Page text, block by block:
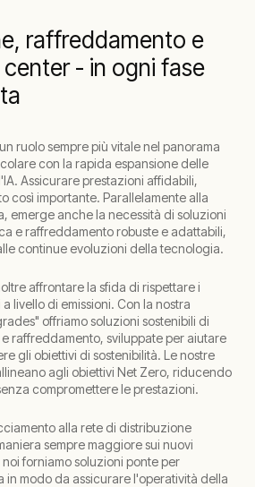
raffreddamento e
- in ogni fase
ruolo sempre più vitale nel panorama
con la rapida espansione delle
Assicurare prestazioni affidabili,
così importante. Parallelamente alla
emerge anche la necessità di soluzioni
e raffreddamento robuste e adattabili,
continue evoluzioni della tecnologia.
affrontare la sfida di rispettare i
livello di emissioni. Con la nostra
offriamo soluzioni sostenibili di
raffreddamento, sviluppate per aiutare
gli obiettivi di sostenibilità. Le nostre
agli obiettivi Net Zero, riducendo
compromettere le prestazioni.
alla rete di distribuzione
sempre maggiore sui nuovi
forniamo soluzioni ponte per
in modo da assicurare l'operatività della